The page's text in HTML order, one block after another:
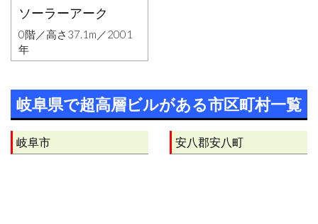
ソーラーアーク
0階／高さ37.1m／2001
年
岐阜県で超高層ビルがある市区町村一覧
岐阜市 安八郡安八町